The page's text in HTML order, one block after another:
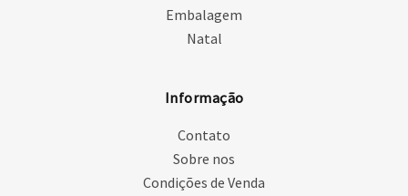
Embalagem
Natal
Informação
Contato
Sobre nos
Condições de Venda